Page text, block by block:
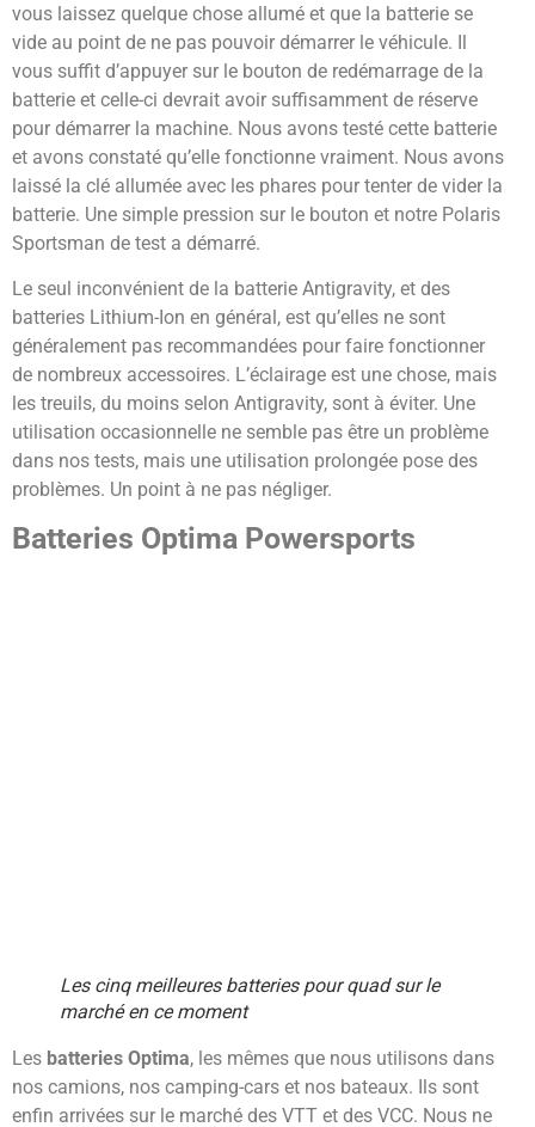
vous laissez quelque chose allumé et que la batterie se
vide au point de ne pas pouvoir démarrer le véhicule. Il
vous suffit d’appuyer sur le bouton de redémarrage de la
batterie et celle-ci devrait avoir suffisamment de réserve
pour démarrer la machine. Nous avons testé cette batterie
et avons constaté qu’elle fonctionne vraiment. Nous avons
laissé la clé allumée avec les phares pour tenter de vider la
batterie. Une simple pression sur le bouton et notre Polaris
Sportsman de test a démarré.
Le seul inconvénient de la batterie Antigravity, et des
batteries Lithium-Ion en général, est qu’elles ne sont
généralement pas recommandées pour faire fonctionner
de nombreux accessoires. L’éclairage est une chose, mais
les treuils, du moins selon Antigravity, sont à éviter. Une
utilisation occasionnelle ne semble pas être un problème
dans nos tests, mais une utilisation prolongée pose des
problèmes. Un point à ne pas négliger.
Batteries Optima Powersports
Les cinq meilleures batteries pour quad sur le
marché en ce moment
Les batteries Optima, les mêmes que nous utilisons dans
nos camions, nos camping-cars et nos bateaux. Ils sont
enfin arrivées sur le marché des VTT et des VCC. Nous ne